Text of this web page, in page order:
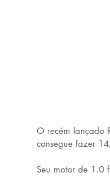
O recém lançado
consegue fazer
Seu motor de 1.0